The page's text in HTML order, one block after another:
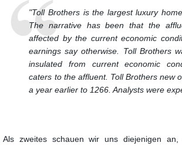
"Toll Brothers is the largest luxury
The narrative has been that the
affected by the current economic
earnings say otherwise. Toll Brothers
insulated from current economic
caters to the affluent. Toll Brothers new
a year earlier to 1266.Analysts were
Als zweites schauen wir uns diejenigen